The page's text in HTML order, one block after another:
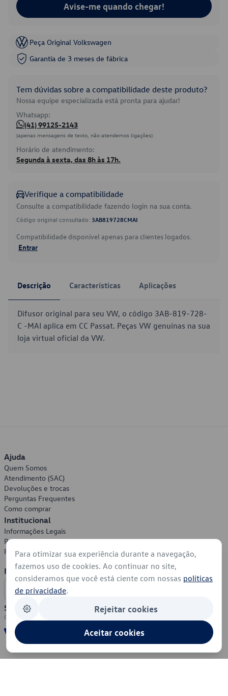
Avise-me quando chegar!
Peça Original Volkswagen
Garantia de 3 meses de fábrica
Tem dúvidas sobre a compatibilidade deste produto?
Nossa equipe especializada está pronta para ajudar!
Whatsapp:
(41) 99125-2143
(apenas mensagens de texto, não atendemos ligações)
Horário de atendimento:
Segunda à sexta, das 8h às 17h.
Verifique a compatibilidade
Consulte a compatibilidade fazendo login na sua conta.
Código original consultado: 3AB819728CMAI
Compatibilidade disponível apenas para clientes logados.
Entrar
Descrição Características Aplicações
Difusor original para seu VW, o código 3AB-819-728-
C -MAI aplica em CC Passat. Peças VW genuínas na sua
loja virtual oficial da VW.
Ajuda
Quem Somos
Atendimento (SAC)
Devoluções e trocas
Perguntas Frequentes
Como comprar
Institucional
Informações Legais
Política de Privacidade
Política de Cookies
Formas de Pagamento
Segurança
Para otimizar sua experiência durante a navegação,
fazemos uso de cookies. Ao continuar no site,
consideramos que você está ciente com nossas políticas
de privacidade.
Rejeitar cookies
Aceitar cookies